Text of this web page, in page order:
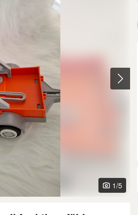
1/5